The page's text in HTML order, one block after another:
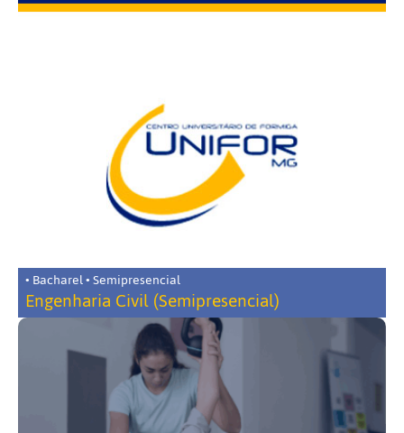
• Bacharel • Semipresencial
Engenharia Civil (Semipresencial)